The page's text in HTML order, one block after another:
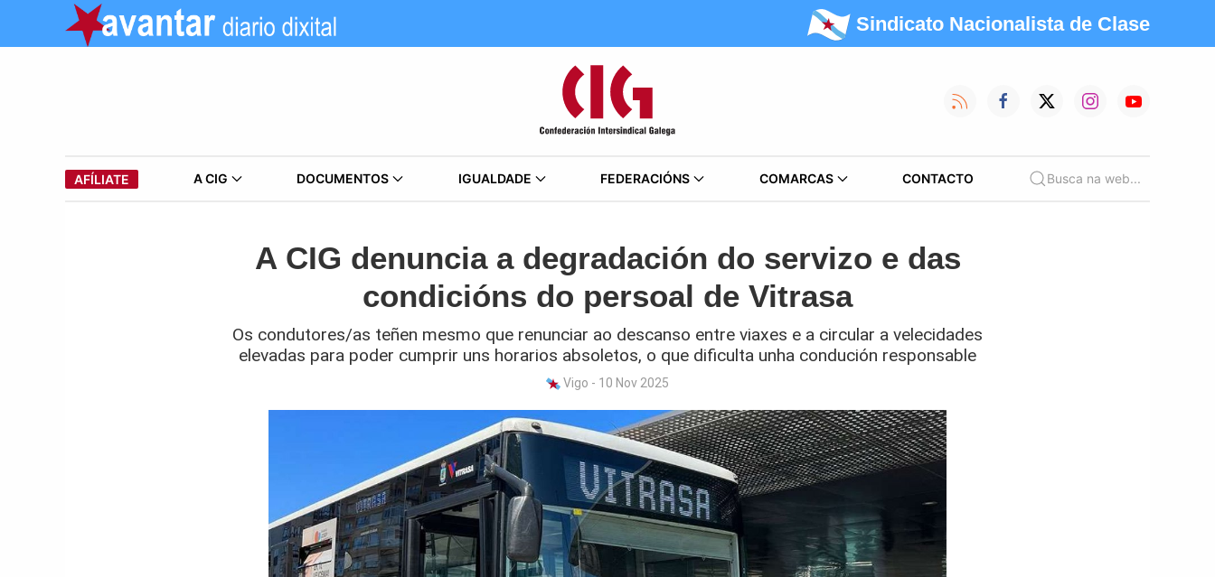
Sindicato Nacionalista de Clase
AFÍLIATE A CIG DOCUMENTOS IGUALDADE FEDERACIÓNS COMARCAS CONTACTO Busca na web...
A CIG denuncia a degradación do servizo e das
condicións do persoal de Vitrasa
Os condutores/as teñen mesmo que renunciar ao descanso entre viaxes e a circular a velecidades
elevadas para poder cumprir uns horarios absoletos, o que dificulta unha condución responsable
Vigo - 10 Nov 2025